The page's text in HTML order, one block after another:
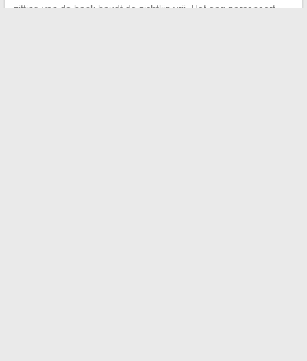
zitting van de bank houdt de zichtlijn vrij. Het oog percepeert